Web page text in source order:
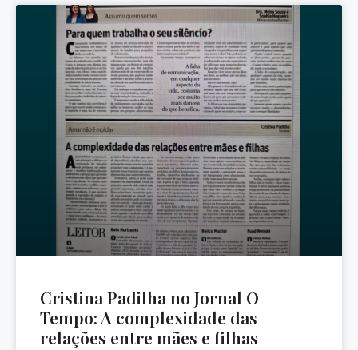
Cristina Padilha no Jornal O
Tempo: A complexidade das
relações entre mães e filhas